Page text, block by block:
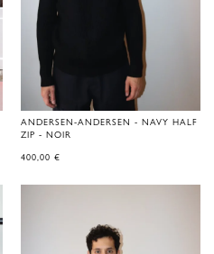
ANDERSEN-ANDERSEN - NAVY HALF
ZIP - NOIR
400,00 €